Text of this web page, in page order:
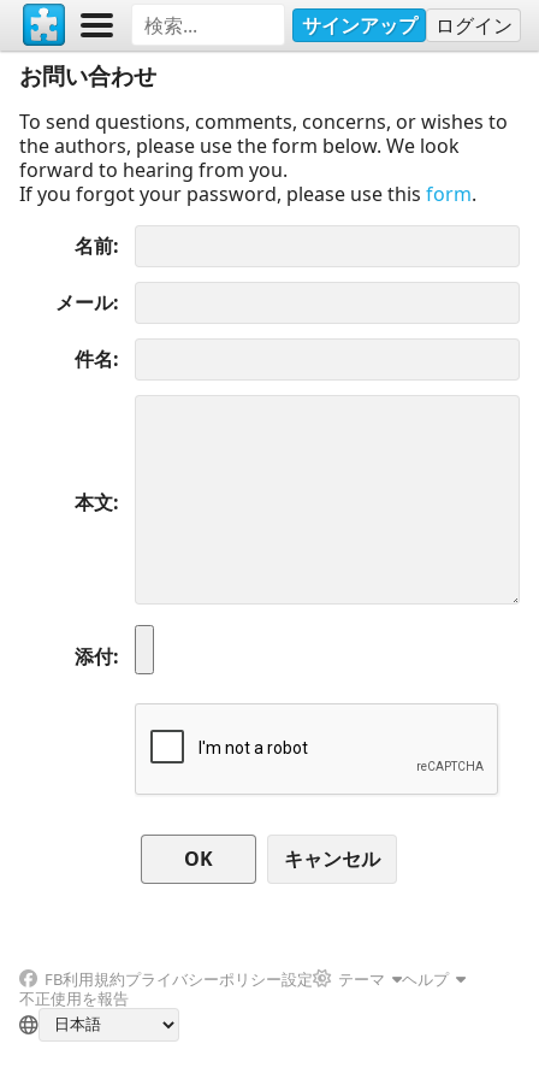
サインアップ ログイン
お問い合わせ
To send questions, comments, concerns, or wishes to
the authors, please use the form below. We look
forward to hearing from you.
If you forgot your password, please use this form.
名前
メール
件名
本文
添付
キャンセル
FB利用規約プライバシーポリシー設定 テーマ
ヘルプ
不正使用を報告